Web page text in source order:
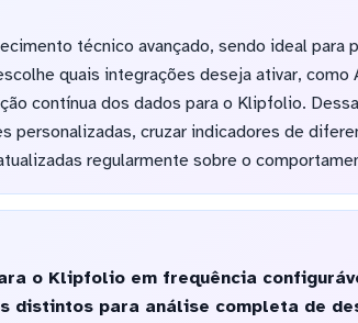
técnico avançado, sendo ideal para
quais integrações deseja ativar, como
contínua dos dados para o Klipfolio.
personalizadas, cruzar indicadores de
regularmente sobre o
o Klipfolio em frequência
distintos para análise completa de